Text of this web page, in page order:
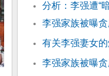
分析：李强遭“
李强家族被曝
有关李强妻女
李强家族被曝